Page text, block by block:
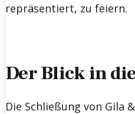
repräsentiert, zu feiern.
Der Blick in
Die Schließung von Gila